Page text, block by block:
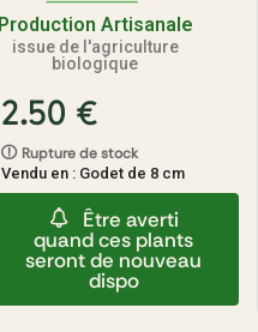
Production Artisanale
issue de l'agriculture
biologique
2.50 €
Rupture de stock
Vendu en : Godet de 8 cm
Être averti
quand ces plants
seront de nouveau
dispo